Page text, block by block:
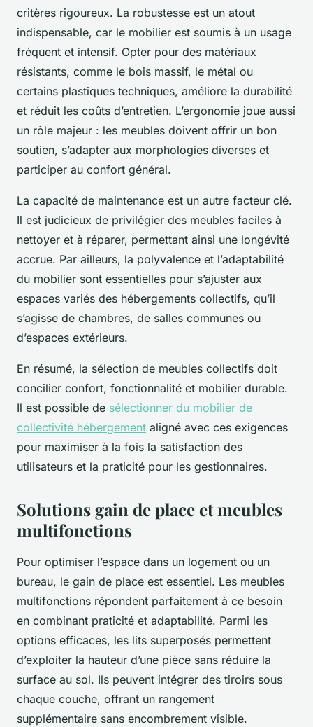
critères rigoureux. La robustesse est un atout
indispensable, car le mobilier est soumis à un usage
fréquent et intensif. Opter pour des matériaux
résistants, comme le bois massif, le métal ou
certains plastiques techniques, améliore la durabilité
et réduit les coûts d’entretien. L’ergonomie joue aussi
un rôle majeur : les meubles doivent offrir un bon
soutien, s’adapter aux morphologies diverses et
participer au confort général.
La capacité de maintenance est un autre facteur clé.
Il est judicieux de privilégier des meubles faciles à
nettoyer et à réparer, permettant ainsi une longévité
accrue. Par ailleurs, la polyvalence et l’adaptabilité
du mobilier sont essentielles pour s’ajuster aux
espaces variés des hébergements collectifs, qu’il
s’agisse de chambres, de salles communes ou
d’espaces extérieurs.
En résumé, la sélection de meubles collectifs doit
concilier confort, fonctionnalité et mobilier durable.
Il est possible de sélectionner du mobilier de
collectivité hébergement aligné avec ces exigences
pour maximiser à la fois la satisfaction des
utilisateurs et la praticité pour les gestionnaires.
Solutions gain de place et meubles
multifonctions
Pour optimiser l’espace dans un logement ou un
bureau, le gain de place est essentiel. Les meubles
multifonctions répondent parfaitement à ce besoin
en combinant praticité et adaptabilité. Parmi les
options efficaces, les lits superposés permettent
d’exploiter la hauteur d’une pièce sans réduire la
surface au sol. Ils peuvent intégrer des tiroirs sous
chaque couche, offrant un rangement
supplémentaire sans encombrement visible.